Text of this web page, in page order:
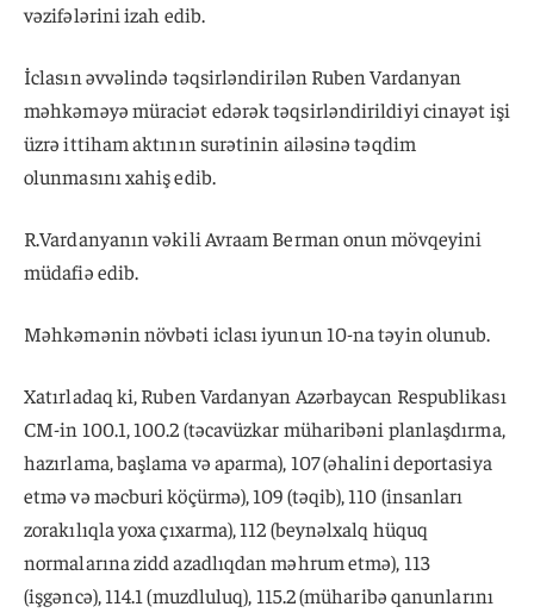
vəzifələrini izah edib.
İclasın əvvəlində təqsirləndirilən Ruben Vardanyan
məhkəməyə müraciət edərək təqsirləndirildiyi cinayət işi
üzrə ittiham aktının surətinin ailəsinə təqdim
olunmasını xahiş edib.
R.Vardanyanın vəkili Avraam Berman onun mövqeyini
müdafiə edib.
Məhkəmənin növbəti iclası iyunun 10-na təyin olunub.
Xatırladaq ki, Ruben Vardanyan Azərbaycan Respublikası
CM-in 100.1, 100.2 (təcavüzkar müharibəni planlaşdırma,
hazırlama, başlama və aparma), 107 (əhalini deportasiya
etmə və məcburi köçürmə), 109 (təqib), 110 (insanları
zorakılıqla yoxa çıxarma), 112 (beynəlxalq hüquq
normalarına zidd azadlıqdan məhrum etmə), 113
(işgəncə), 114.1 (muzdluluq), 115.2 (müharibə qanunlarını